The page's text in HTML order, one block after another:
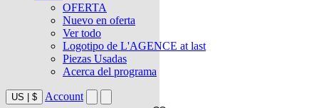
OFERTA
Nuevo en oferta
Ver todo
Logotipo de L'AGENCE at last
Piezas Usadas
Acerca del programa
US $ Account